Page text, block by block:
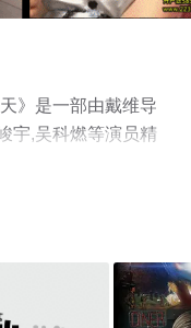
》是一部由戴维导
宇,吴科燃等演员精
高清未删减完整版